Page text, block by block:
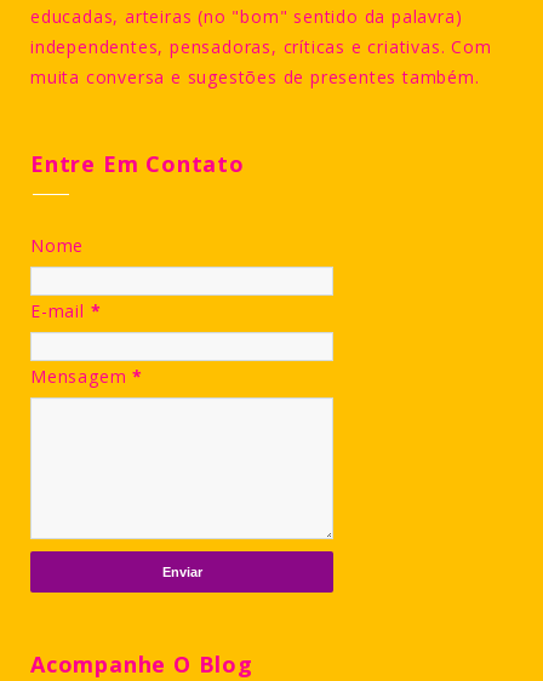
educadas, arteiras (no "bom" sentido da palavra)
independentes, pensadoras, críticas e criativas. Com
muita conversa e sugestões de presentes também.
Entre Em Contato
Nome
E-mail *
Mensagem*
Acompanhe O Blog